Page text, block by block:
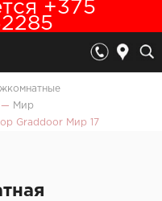
+375
—
Мир
Graddoor Мир 17